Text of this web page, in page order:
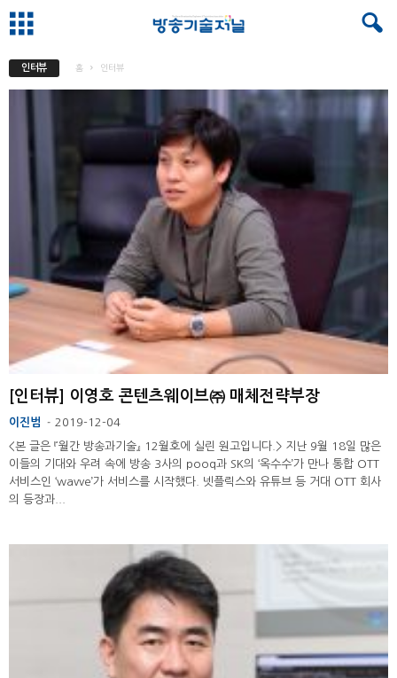
인터뷰 홈 인터뷰
[인터뷰] 이영호 콘텐츠웨이브㈜ 매체전략부장
이진범 - 2019-12-04
<본 글은 『월간 방송과기술』 12월호에 실린 원고입니다.> 지난 9월 18일 많은
이들의 기대와 우려 속에 방송 3사의 pooq과 SK의 ‘옥수수’가 만나 통합 OTT
서비스인 ‘wavve’가 서비스를 시작했다. 넷플릭스와 유튜브 등 거대 OTT 회사
의 등장과...